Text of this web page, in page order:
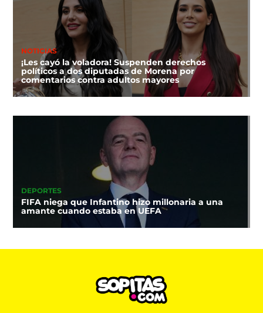
NOTICIAS
¡Les cayó la voladora! Suspenden derechos
políticos a dos diputadas de Morena por
comentarios contra adultos mayores
DEPORTES
FIFA niega que Infantino hizo millonaria a una
amante cuando estaba en UEFA